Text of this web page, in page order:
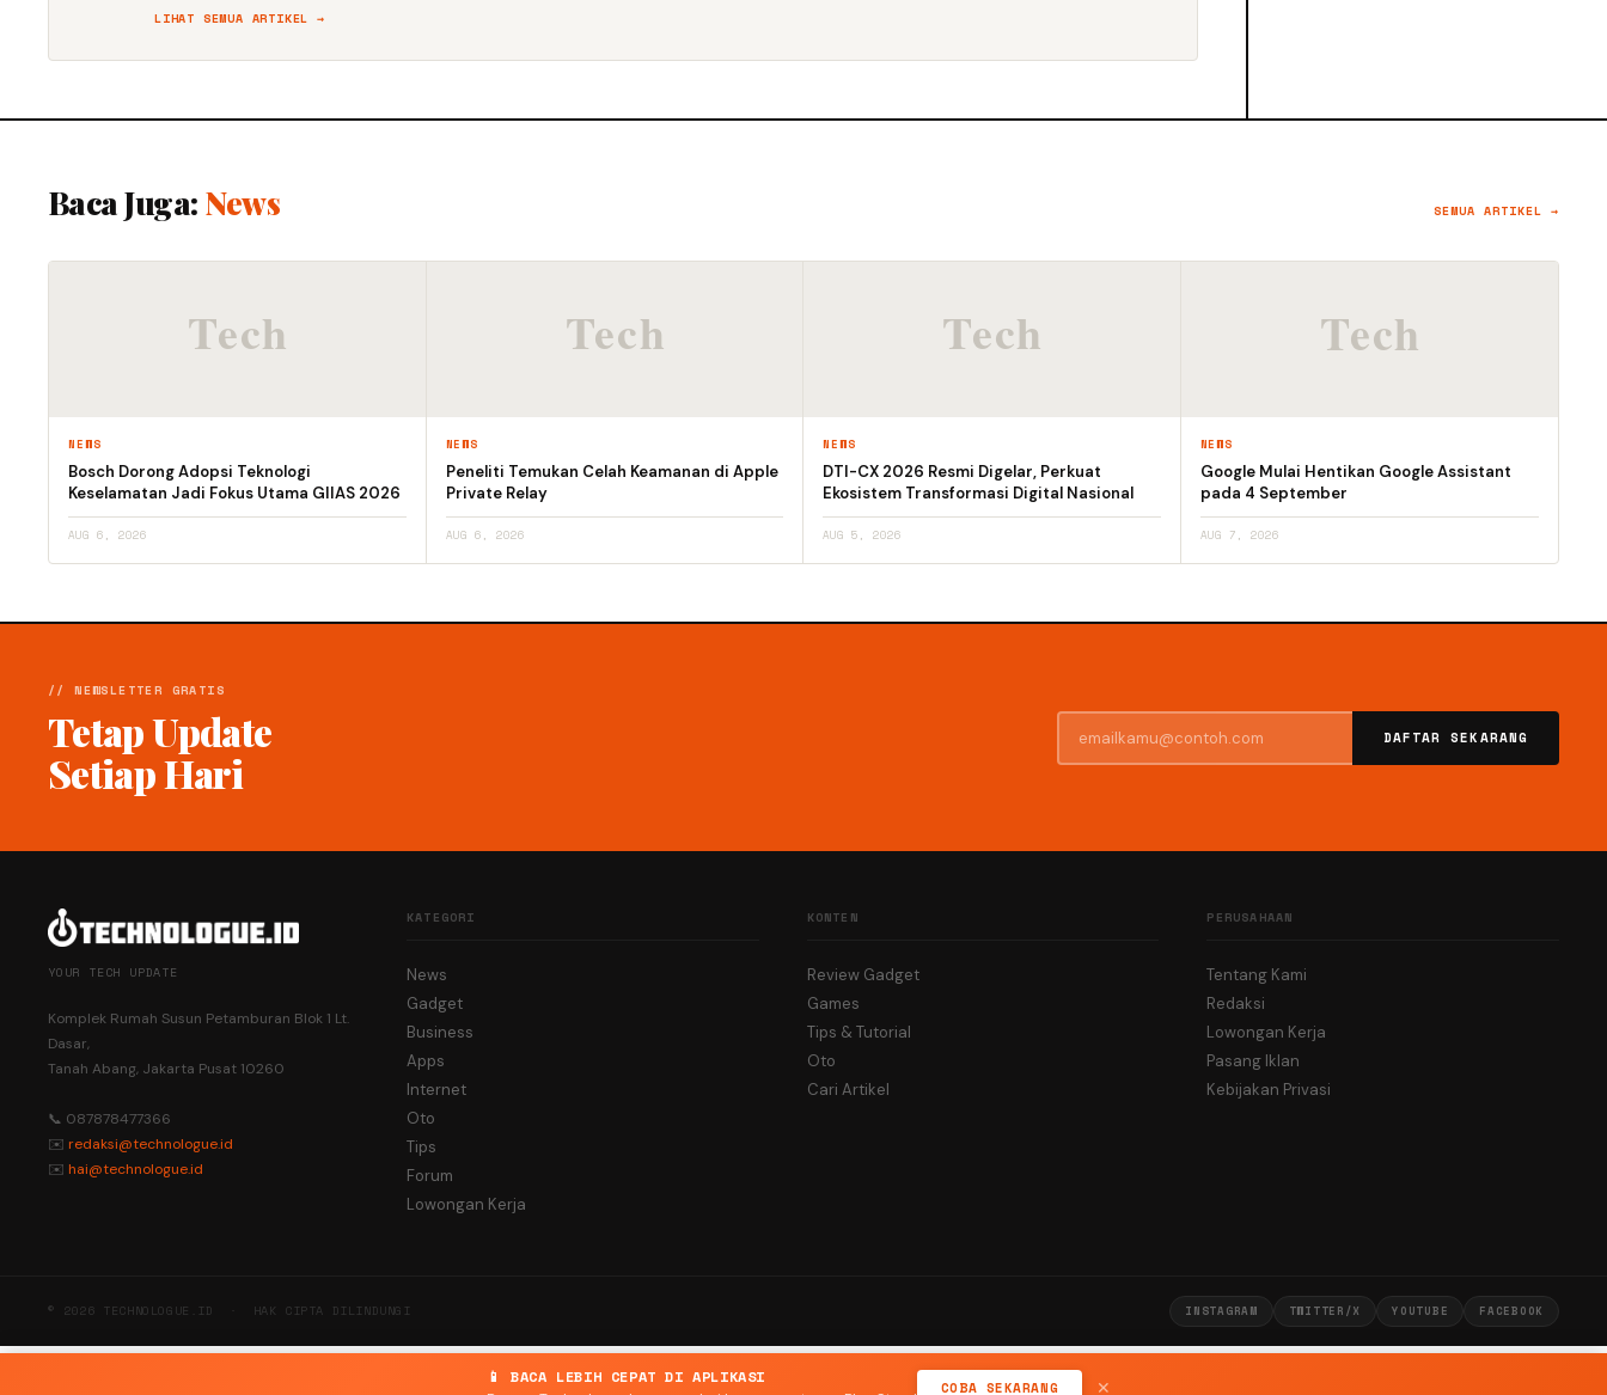
📱 BACA LEBIH CEPAT DI APLIKASI
COBA SEKARANG ✕
LIHAT SEMUA ARTIKEL →
Baca Juga: News SEMUA ARTIKEL →
NEWS
Bosch Dorong Adopsi Teknologi
Keselamatan Jadi Fokus Utama GIIAS 2026
AUG 6, 2026
NEWS
Peneliti Temukan Celah Keamanan di Apple
Private Relay
AUG 6, 2026
NEWS
DTI-CX 2026 Resmi Digelar, Perkuat
Ekosistem Transformasi Digital Nasional
AUG 5, 2026
NEWS
Google Mulai Hentikan Google Assistant
pada 4 September
AUG 7, 2026
// NEWSLETTER GRATIS
Tetap Update
Setiap Hari
DAFTAR SEKARANG
YOUR TECH UPDATE
Komplek Rumah Susun Petamburan Blok 1 Lt.
Dasar,
Tanah Abang, Jakarta Pusat 10260
📞 087878477366
✉️ redaksi@technologue.id
✉️ hai@technologue.id
KATEGORI
News
Gadget
Business
Apps
Internet
Oto
Tips
Forum
Lowongan Kerja
KONTEN
Review Gadget
Games
Tips & Tutorial
Oto
Cari Artikel
PERUSAHAAN
Tentang Kami
Redaksi
Lowongan Kerja
Pasang Iklan
Kebijakan Privasi
© 2026 TECHNOLOGUE.ID · HAK CIPTA DILINDUNGI INSTAGRAM TWITTER/X YOUTUBE FACEBOOK